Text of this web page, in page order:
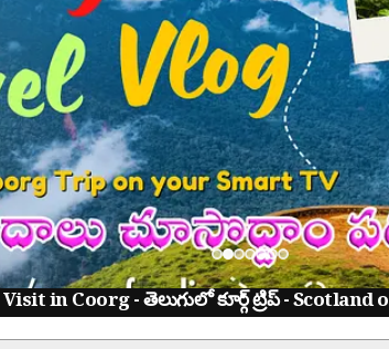
in Coorg - తెలుగులో కూర్గ్ ట్రిప్ - Scotland